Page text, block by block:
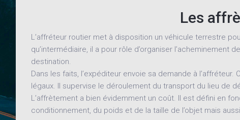
Les
L’affréteur routier met à disposition un véhicule terrestre
qu’intermédiaire, il a pour rôle d’organiser l’acheminement
destination.
Dans les faits, l’expéditeur envoie sa demande à
légaux. Il supervise le déroulement du transport du lieu de
L’affrètement a bien évidemment un coût. Il est défini en
conditionnement, du poids et de la taille de l’objet mais